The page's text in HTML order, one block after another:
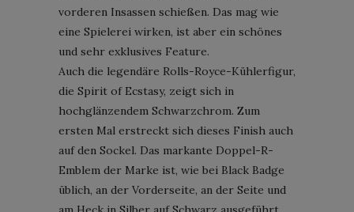
vorderen Insassen schießen. Das mag wie
eine Spielerei wirken, ist aber ein schönes
und sehr exklusives Feature.
Auch die legendäre Rolls-Royce-Kühlerfigur,
die Spirit of Ecstasy, zeigt sich in
hochglänzendem Schwarzchrom. Zum
ersten Mal erstreckt sich dieses Finish auch
auf den Sockel. Das markante Doppel-R-
Emblem der Marke ist, wie bei Black Badge
üblich, an der Vorderseite, an der Seite und